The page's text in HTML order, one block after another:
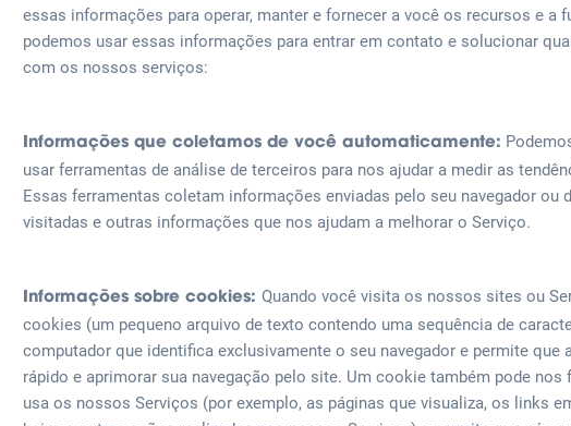
essas informações para operar, manter e fornecer a você os recursos e a
podemos usar essas informações para entrar em contato e solucionar
com os nossos serviços:
Informações que coletamos de você automaticamente:
usar ferramentas de análise de terceiros para nos ajudar a medir as
Essas ferramentas coletam informações enviadas pelo seu navegador ou
visitadas e outras informações que nos ajudam a melhorar o Serviço.
Informações sobre cookies: Quando você visita os nossos sites ou
cookies (um pequeno arquivo de texto contendo uma sequência de
computador que identifica exclusivamente o seu navegador e permite que
rápido e aprimorar sua navegação pelo site. Um cookie também pode
usa os nossos Serviços (por exemplo, as páginas que visualiza, os links